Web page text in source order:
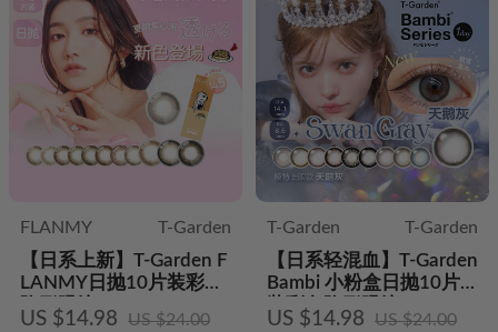
FLANMY
T-Garden
【日系上新】T-Garden F
LANMY日抛10片装彩色
隐形眼镜
US $14.98 US $24.00
T-Garden
T-Garden
【日系轻混血】T-Garden
Bambi 小粉盒日抛10片
装彩色隐形眼镜
US $14.98 US $24.00